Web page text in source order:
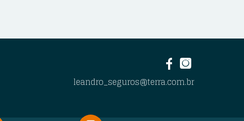
leandro_seguros@terra.com.br